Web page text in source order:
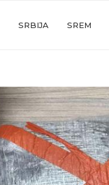
SRBIJA SREM